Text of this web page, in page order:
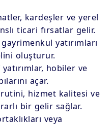
kardeşler ve yerel
ticari fırsatlar gelir.
yatırımları
oluşturur.
hobiler ve
açar.
hizmet kalitesi ve
bir gelir sağlar.
veya